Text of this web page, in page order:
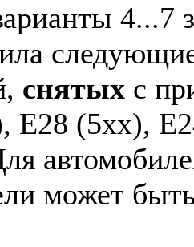
4...7
снятых с
E28 (5xx),
может